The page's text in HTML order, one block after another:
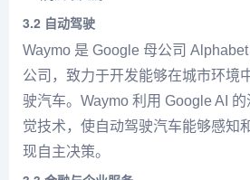
3.2 自动驾驶
Waymo 是 Google 母公司
公司，致力于开发能够在城市环境
驶汽车。Waymo 利用 Google AI
觉技术，使自动驾驶汽车能够感知
现自主决策。